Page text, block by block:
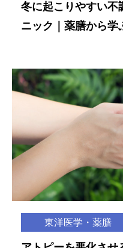
冬に起こりやすい不
ニック｜薬膳から学
東洋医学・薬膳